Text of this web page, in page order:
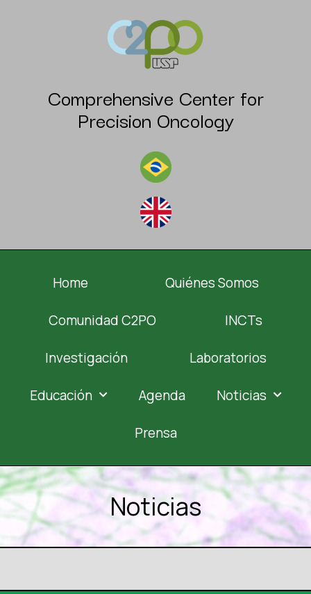
Comprehensive Center for
Precision Oncology
Home Quiénes Somos
Comunidad C2PO INCTs
Investigación Laboratorios
Educación Agenda Noticias
Prensa
Noticias